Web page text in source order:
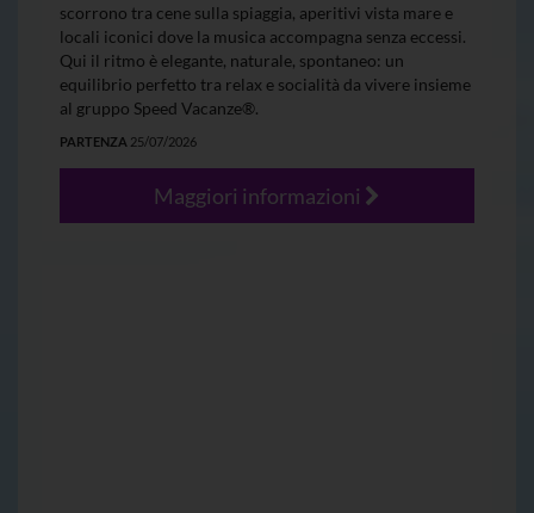
scorrono tra cene sulla spiaggia, aperitivi vista mare e
locali iconici dove la musica accompagna senza eccessi.
Qui il ritmo è elegante, naturale, spontaneo: un
equilibrio perfetto tra relax e socialità da vivere insieme
al gruppo Speed Vacanze®.
PARTENZA 25/07/2026
Maggiori informazioni